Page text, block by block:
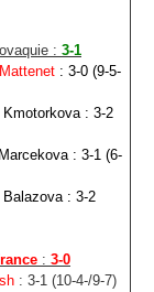
: 3-1
Mattenet : 3-0 (9-5-
Kmotorkova : 3-2
: 3-1 (6-
Balazova : 3-2
: 3-0
: 3-1 (10-4-/9-7)